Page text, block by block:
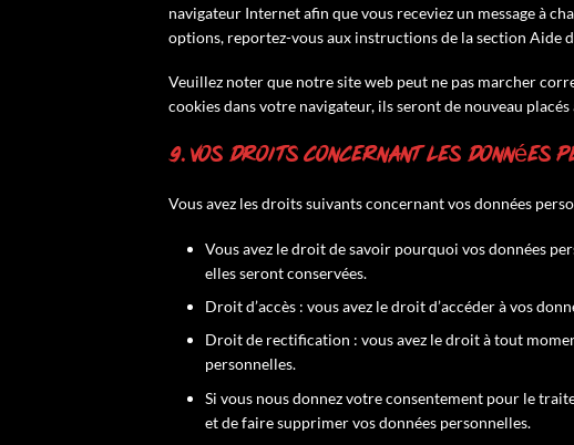
navigateur Internet afin que vous receviez un message à
options, reportez-vous aux instructions de la section Aide
Veuillez noter que notre site web peut ne pas marcher
cookies dans votre navigateur, ils seront de nouveau
9. Vos droits concernant les données
Vous avez les droits suivants concernant vos données
Vous avez le droit de savoir pourquoi vos données
elles seront conservées.
Droit d’accès : vous avez le droit d’accéder à vos
Droit de rectification : vous avez le droit à tout
personnelles.
Si vous nous donnez votre consentement pour le
et de faire supprimer vos données personnelles.